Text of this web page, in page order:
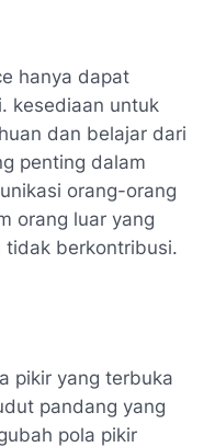
hanya dapat
kesediaan untuk
dan belajar dari
penting dalam
orang-orang
orang luar yang
tidak berkontribusi.
pikir yang terbuka
pandang yang
pola pikir